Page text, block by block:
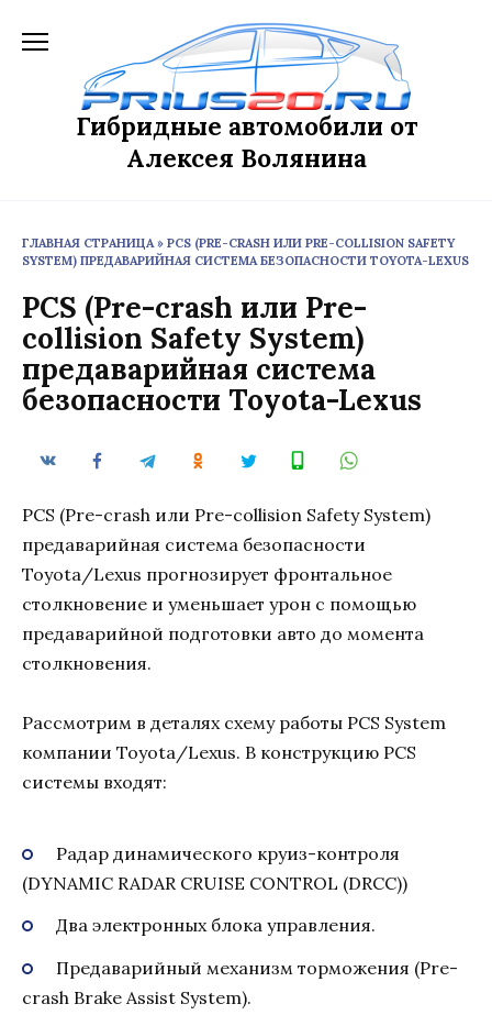
содержанию
Гибридные автомобили от
Алексея Волянина
ГЛАВНАЯ СТРАНИЦА» PCS (PRE-CRASH ИЛИ PRE-COLLISION SAFETY
SYSTEM) ПРЕДАВАРИЙНАЯ СИСТЕМА БЕЗОПАСНОСТИ TOYOTA-LEXUS
PCS (Pre-crash или Pre-
collision Safety System)
предаварийная система
безопасности Toyota-Lexus
PCS (Pre-crash или Pre-collision Safety System)
предаварийная система безопасности
Toyota/Lexus прогнозирует фронтальное
столкновение и уменьшает урон с помощью
предаварийной подготовки авто до момента
столкновения.
Рассмотрим в деталях схему работы PCS System
компании Toyota/Lexus. В конструкцию PCS
системы входят:
Радар динамического круиз-контроля
(DYNAMIC RADAR CRUISE CONTROL (DRCC))
Два электронных блока управления.
Предаварийный механизм торможения (Pre-
crash Brake Assist System).